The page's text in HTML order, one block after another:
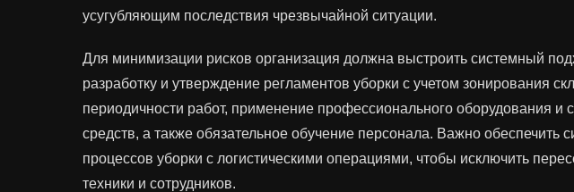
усугубляющим последствия чрезвычайной ситуации.
Для минимизации рисков организация должна выстроить системный
разработку и утверждение регламентов уборки с учетом зонирования
периодичности работ, применение профессионального оборудования и
средств, а также обязательное обучение персонала. Важно обеспечить
процессов уборки с логистическими операциями, чтобы исключить
техники и сотрудников.